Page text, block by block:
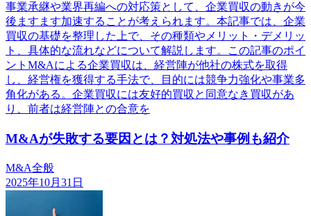
事業承継や業界再編への対応策として、企業買収の動きが今
後ますます加速することが考えられます。本記事では、企業
買収の基礎を整理した上で、その種類やメリット・デメリッ
ト、具体的な流れなどについて解説します。この記事のポイ
ントM&Aによる企業買収は、経営陣が他社の株式を取得
し、経営権を獲得する手法で、目的には競争力強化や事業多
角化がある。企業買収には友好的買収と同意なき買収があ
り、前者は経営陣との合意を
M&Aが失敗する要因とは？対処法や事例も紹介
M&A全般
2025年10月31日